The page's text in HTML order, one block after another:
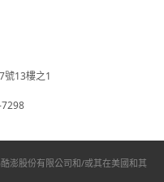
號13樓之1
澎股份有限公司和/或其在美國和其